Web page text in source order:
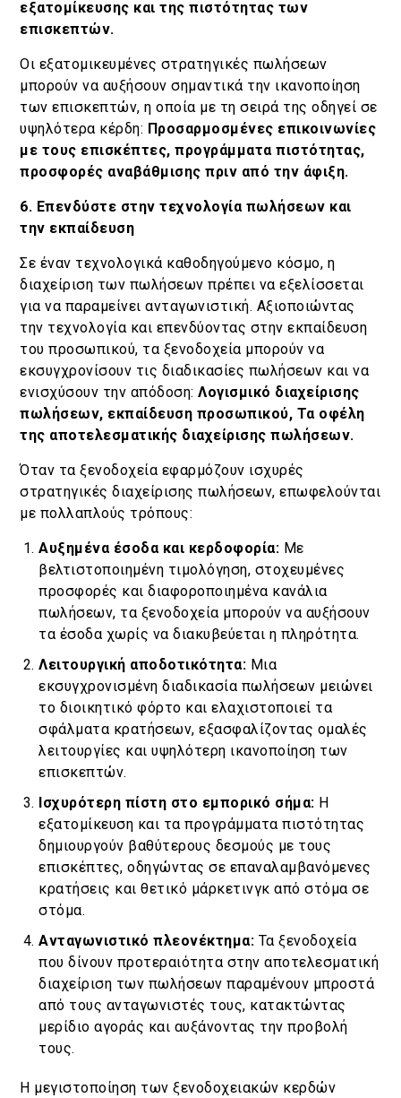
εξατομίκευσης και της πιστότητας των
επισκεπτών.
Οι εξατομικευμένες στρατηγικές πωλήσεων
μπορούν να αυξήσουν σημαντικά την ικανοποίηση
των επισκεπτών, η οποία με τη σειρά της οδηγεί σε
υψηλότερα κέρδη: Προσαρμοσμένες επικοινωνίες
με τους επισκέπτες, προγράμματα πιστότητας,
προσφορές αναβάθμισης πριν από την άφιξη.
6. Επενδύστε στην τεχνολογία πωλήσεων και
την εκπαίδευση
Σε έναν τεχνολογικά καθοδηγούμενο κόσμο, η
διαχείριση των πωλήσεων πρέπει να εξελίσσεται
για να παραμείνει ανταγωνιστική. Αξιοποιώντας
την τεχνολογία και επενδύοντας στην εκπαίδευση
του προσωπικού, τα ξενοδοχεία μπορούν να
εκσυγχρονίσουν τις διαδικασίες πωλήσεων και να
ενισχύσουν την απόδοση:Λογισμικό διαχείρισης
πωλήσεων, εκπαίδευση προσωπικού, Τα οφέλη
της αποτελεσματικής διαχείρισης πωλήσεων.
Όταν τα ξενοδοχεία εφαρμόζουν ισχυρές
στρατηγικές διαχείρισης πωλήσεων, επωφελούνται
με πολλαπλούς τρόπους:
Αυξημένα έσοδα και κερδοφορία: Με
βελτιστοποιημένη τιμολόγηση, στοχευμένες
προσφορές και διαφοροποιημένα κανάλια
πωλήσεων, τα ξενοδοχεία μπορούν να αυξήσουν
τα έσοδα χωρίς να διακυβεύεται η πληρότητα.
Λειτουργική αποδοτικότητα: Μια
εκσυγχρονισμένη διαδικασία πωλήσεων μειώνει
το διοικητικό φόρτο και ελαχιστοποιεί τα
σφάλματα κρατήσεων, εξασφαλίζοντας ομαλές
λειτουργίες και υψηλότερη ικανοποίηση των
επισκεπτών.
Ισχυρότερη πίστη στο εμπορικό σήμα: Η
εξατομίκευση και τα προγράμματα πιστότητας
δημιουργούν βαθύτερους δεσμούς με τους
επισκέπτες, οδηγώντας σε επαναλαμβανόμενες
κρατήσεις και θετικό μάρκετινγκ από στόμα σε
στόμα.
Ανταγωνιστικό πλεονέκτημα: Τα ξενοδοχεία
που δίνουν προτεραιότητα στην αποτελεσματική
διαχείριση των πωλήσεων παραμένουν μπροστά
από τους ανταγωνιστές τους, κατακτώντας
μερίδιο αγοράς και αυξάνοντας την προβολή
τους.
Η μεγιστοποίηση των ξενοδοχειακών κερδών